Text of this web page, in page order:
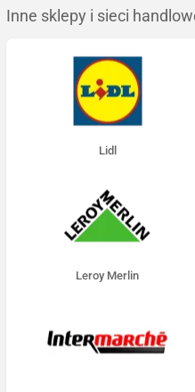
Inne sklepy i sieci
Lidl
Leroy Merlin